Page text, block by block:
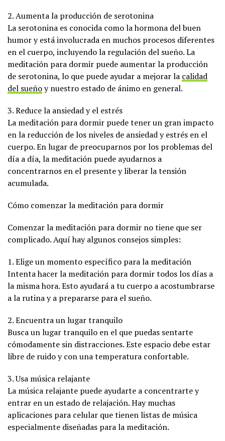
2. Aumenta la producción de serotonina
La serotonina es conocida como la hormona del buen
humor y está involucrada en muchos procesos diferentes
en el cuerpo, incluyendo la regulación del sueño. La
meditación para dormir puede aumentar la producción
de serotonina, lo que puede ayudar a mejorar la calidad
del sueñoy nuestro estado de ánimo en general.
3. Reduce la ansiedad y el estrés
La meditación para dormir puede tener un gran impacto
en la reducción de los niveles de ansiedad y estrés en el
cuerpo. En lugar de preocuparnos por los problemas del
día a día, la meditación puede ayudarnos a
concentrarnos en el presente y liberar la tensión
acumulada.
Cómo comenzar la meditación para dormir
Comenzar la meditación para dormir no tiene que ser
complicado. Aquí hay algunos consejos simples:
1. Elige un momento específico para la meditación
Intenta hacer la meditación para dormir todos los días a
la misma hora. Esto ayudará a tu cuerpo a acostumbrarse
a la rutina y a prepararse para el sueño.
2. Encuentra un lugar tranquilo
Busca un lugar tranquilo en el que puedas sentarte
cómodamente sin distracciones. Este espacio debe estar
libre de ruido y con una temperatura confortable.
3. Usa música relajante
La música relajante puede ayudarte a concentrarte y
entrar en un estado de relajación. Hay muchas
aplicaciones para celular que tienen listas de música
especialmente diseñadas para la meditación.